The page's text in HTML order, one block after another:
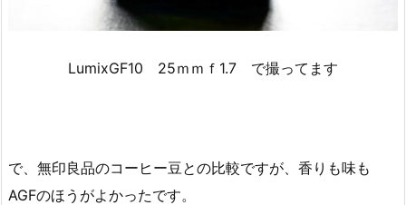
LumixGF10 25ｍｍｆ1.7 で撮ってます
で、無印良品のコーヒー豆との比較ですが、香りも味も
AGFのほうがよかったです。